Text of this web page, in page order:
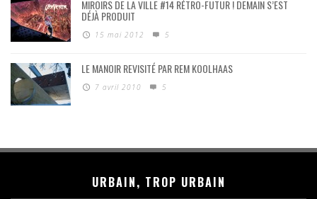
MIROIRS DE LA VILLE #14 RÉTRO-FUTUR ! DEMAIN S’EST
DÉJÀ PRODUIT
15 mai 2012 5
LE MANOIR REVISITÉ PAR REM KOOLHAAS
7 avril 2010 5
URBAIN, TROP URBAIN